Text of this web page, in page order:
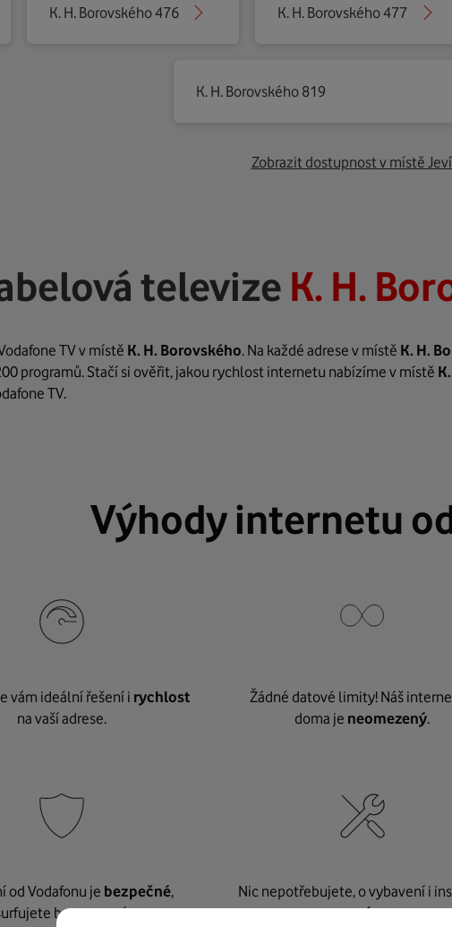
K. H. Borovského 476 K. H. Borovského 477
K. H. Borovského 819
Zobrazit dostupnost v místě
televize K. H.
TV v místě K. H. Borovského. Na každé adrese v místě K. H.
programů. Stačí si ověřit, jakou rychlost internetu nabízíme v místě
TV.
Výhody internetu
vám ideální řešení i rychlost
na vaší adrese.
Žádné datové limity! Náš
doma je neomezený.
od Vodafonu je bezpečné,
bez starostí.
Nic nepotřebujete, o vybavení i
sepostaráme my.